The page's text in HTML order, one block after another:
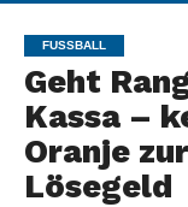
FUSSBALL
Geht
Kassa –
Oranje
Lösegeld